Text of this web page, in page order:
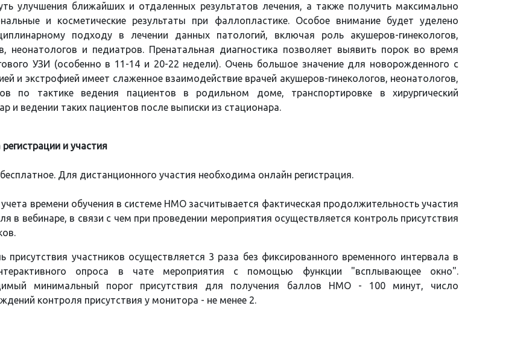
улучшения ближайших и отдаленных результатов лечения, а также получить максимально
и косметические результаты при фаллопластике. Особое внимание будет уделено
подходу в лечении данных патологий, включая роль акушеров-гинекологов,
неонатологов и педиатров. Пренатальная диагностика позволяет выявить порок во время
УЗИ (особенно в 11-14 и 20-22 недели). Очень большое значение для новорожденного с
и экстрофией имеет слаженное взаимодействие врачей акушеров-гинекологов, неонатологов,
по тактике ведения пациентов в родильном доме, транспортировке в хирургический
и ведении таких пациентов после выписки из стационара.
и участия
Для дистанционного участия необходима онлайн регистрация.
времени обучения в системе НМО засчитывается фактическая продолжительность участия
в вебинаре, в связи с чем при проведении мероприятия осуществляется контроль присутствия
присутствия участников осуществляется 3 раза без фиксированного временного интервала в
опроса в чате мероприятия с помощью функции "всплывающее окно".
минимальный порог присутствия для получения баллов НМО - 100 минут, число
контроля присутствия у монитора - не менее 2.